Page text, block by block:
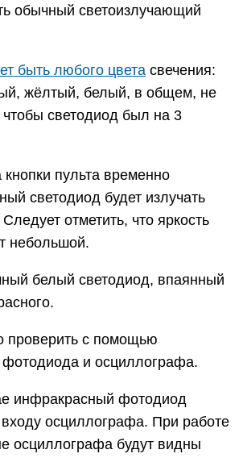
обычный светоизлучающий
быть любого цвета свечения:
жёлтый, белый, в общем, не
светодиод был на 3
пульта временно
светодиод будет излучать
отметить, что яркость
небольшой.
белый светодиод, впаянный
проверить с помощью
фотодиода и осциллографа.
инфракрасный фотодиод
осциллографа. При работе
осциллографа будут видны